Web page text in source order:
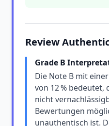
Review
Grade B
Die Note B mit
von 12 % bedeutet,
nicht
Bewertungen
unauthentisch ist.